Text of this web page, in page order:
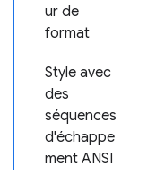
ur de
format
Style avec
des
séquences
d'échappe
ment ANSI